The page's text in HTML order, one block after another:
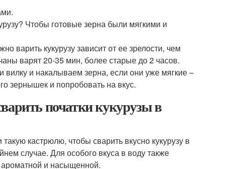
Чтобы готовые зерна были мягкими и
варить кукурузу зависит от ее зрелости, чем
варят 20-35 мин, более старые до 2 часов.
вилку и накалываем зерна, если они уже мягкие –
зернышек и попробовать на вкус.
початки кукурузы в
кастрюлю, чтобы сварить вкусно кукурузу в
случае. Для особого вкуса в воду также
и насыщенной.